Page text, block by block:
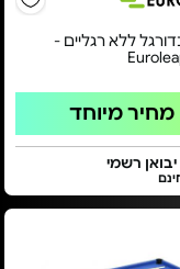
ללא רגליים -
מחיר מיוחד
רשמי